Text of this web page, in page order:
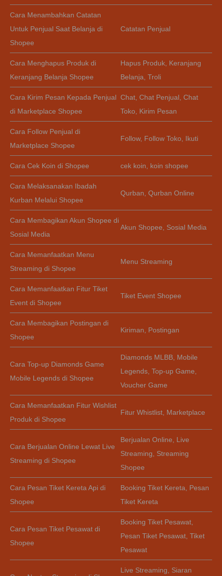
Cara Menambahkan Catatan
Untuk Penjual Saat Belanja di
Shopee
Catatan Penjual
Cara Menghapus Produk di
Keranjang Belanja Shopee
Hapus Produk, Keranjang
Belanja, Troli
Cara Kirim Pesan Kepada Penjual
di Marketplace Shopee
Chat, Chat Penjual, Chat
Toko, Kirim Pesan
Cara Follow Penjual di
Marketplace Shopee
Follow, Follow Toko, Ikuti
Cara Cek Koin di Shopee cek koin, koin shopee
Cara Melaksanakan Ibadah
Kurban Melalui Shopee
Qurban, Qurban Online
Cara Membagikan Akun Shopee di
Sosial Media
Akun Shopee, Sosial Media
Cara Memanfaatkan Menu
Streaming di Shopee
Menu Streaming
Cara Memanfaatkan Fitur Tiket
Event di Shopee
Tiket Event Shopee
Cara Membagikan Postingan di
Shopee
Kiriman, Postingan
Cara Top-up Diamonds Game
Mobile Legends di Shopee
Diamonds MLBB, Mobile
Legends, Top-up Game,
Voucher Game
Cara Memanfaatkan Fitur Wishlist
Produk di Shopee
Fitur Whistlist, Marketplace
Cara Berjualan Online Lewat Live
Streaming di Shopee
Berjualan Online, Live
Streaming, Streaming
Shopee
Cara Pesan Tiket Kereta Api di
Shopee
Booking Tiket Kereta, Pesan
Tiket Kereta
Cara Pesan Tiket Pesawat di
Shopee
Booking Tiket Pesawat,
Pesan Tiket Pesawat, Tiket
Pesawat
Live Streaming, Siaran